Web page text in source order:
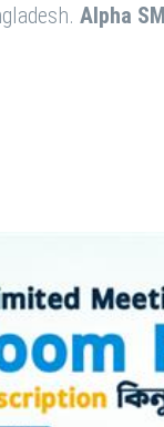
Alpha